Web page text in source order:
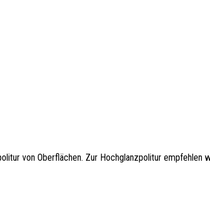
von Oberflächen. Zur Hochglanzpolitur empfehlen